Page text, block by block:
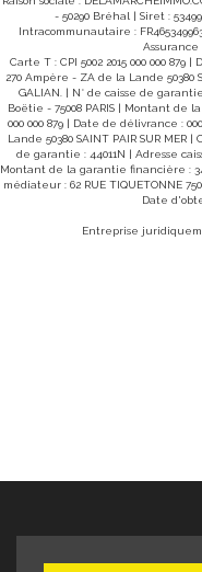
menuiseries en double
fosse toutes eaux.
Classe climat:
sur les risques
est exposé sont
Pour visiter contacter
au 02 33 91 40 42 ou
- 50290 Bréhal | Siret :
Intracommunautaire :
Assurance
Carte T : CPI 5002 2015 000 000
270 Ampère - ZA de la Lande 50380
GALIAN. | N° de caisse de
Boëtie - 75008 PARIS | Montant de
000 000 879 | Date de délivrance :
Lande 50380 SAINT PAIR SUR
de garantie : 44011N | Adresse
Montant de la garantie financière :
médiateur : 62 RUE TIQUETONNE
Date
Entreprise